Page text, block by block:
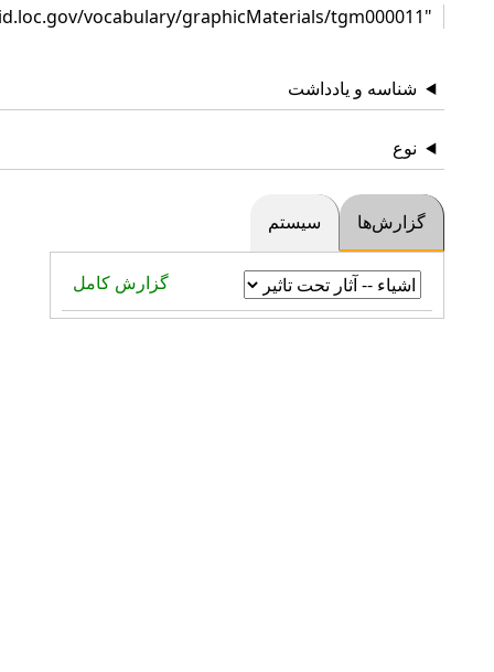
شناسه و یادداشت
گزارش‌ها سیستم
گزارش کامل